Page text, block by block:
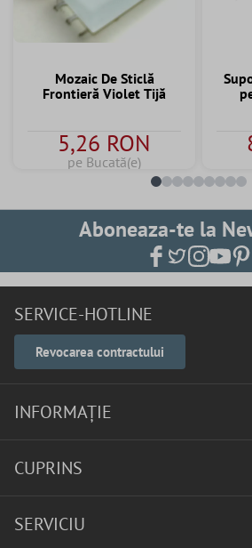
Mozaic De Sticlă
Frontieră Violet Tijă
5,26 RON
pe Bucată(e)
Aboneaza-te la
SERVICE-HOTLINE
Revocarea contractului
INFORMAȚIE
CUPRINS
SERVICIU